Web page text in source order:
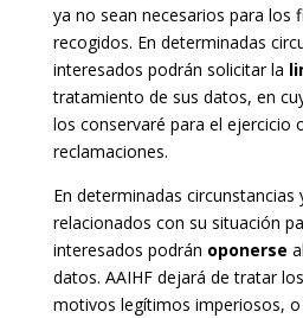
ya no sean necesarios para los
recogidos. En determinadas
interesados podrán solicitar la
tratamiento de sus datos, en
los conservaré para el ejercicio
reclamaciones.
En determinadas
relacionados con su situación
interesados podrán oponerse
datos. AAIHF dejará de tratar
motivos legítimos imperiosos,